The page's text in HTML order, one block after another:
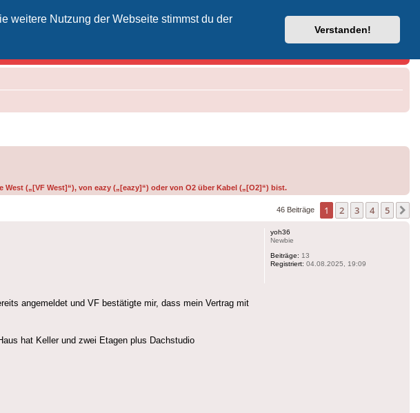
weitere Nutzung der Webseite stimmst du der
Verstanden!
Vodafone-Kabel-Helpdesk
(„[VF West]“), von eazy („[eazy]“) oder von O2 über Kabel („[O2]“) bist.
46 Beiträge 1 2 3 4 5
yoh36
Newbie
Beiträge: 13
Registriert: 04.08.2025, 19:09
angemeldet und VF bestätigte mir, dass mein Vertrag mit
hat Keller und zwei Etagen plus Dachstudio